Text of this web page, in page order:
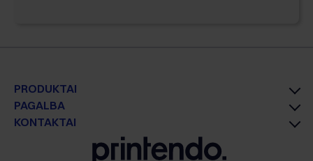
PRODUKTAI
PAGALBA
KONTAKTAI